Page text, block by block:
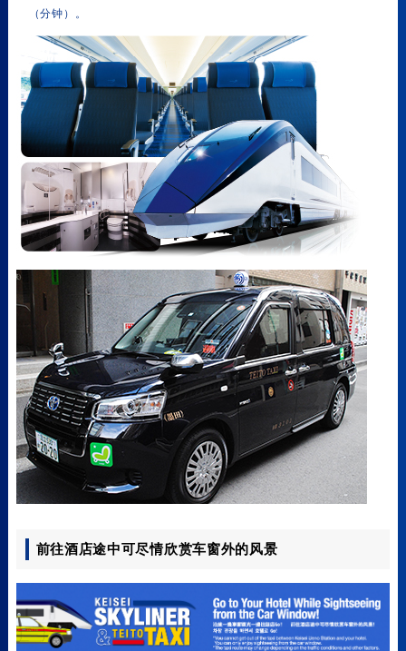
（分钟）。
前往酒店途中可尽情欣赏车窗外的风景